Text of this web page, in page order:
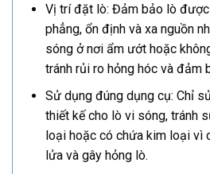
Vị trí đặt lò: Đảm bảo lò
phẳng, ổn định và xa nguồn
sóng ở nơi ẩm ướt hoặc
tránh rủi ro hỏng hóc và đảm
Sử dụng đúng dụng cụ: Chỉ
thiết kế cho lò vi sóng, tránh
loại hoặc có chứa kim loại vì
lửa và gây hỏng lò.